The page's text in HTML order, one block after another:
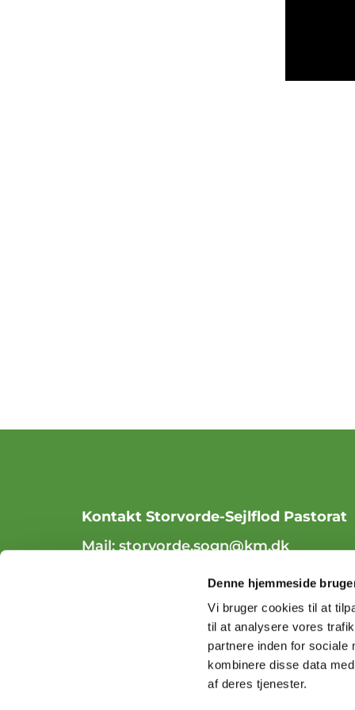
Denne hjemmeside
Vi bruger cookies til at
til at analysere vores
partnere inden for sociale
kombinere disse data
af deres tjenester.
Kontakt Storvorde-Sejlflod Pastorat
Mail:storvorde.sogn@km.dk